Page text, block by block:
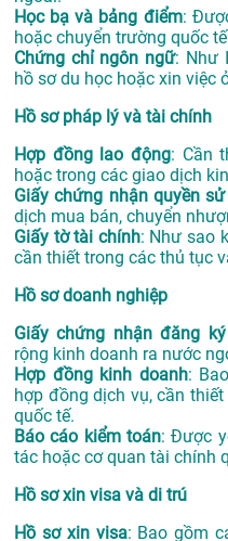
Học bạ và bảng điểm:
hoặc chuyển trường quốc
Chứng chỉ ngôn ngữ: Như
hồ sơ du học hoặc xin việc
Hồ sơ pháp lý và tài chính
Hợp đồng lao động: Cần
hoặc trong các giao dịch
Giấy chứng nhận quyền
dịch mua bán, chuyển
Giấy tờ tài chính: Như sao
cần thiết trong các thủ tục
Hồ sơ doanh nghiệp
Giấy chứng nhận đăng
rộng kinh doanh ra nước
Hợp đồng kinh doanh:
hợp đồng dịch vụ, cần
quốc tế.
Báo cáo kiểm toán: Được
tác hoặc cơ quan tài chính
Hồ sơ xin visa và di trú
Hồ sơ xin visa: Bao gồm